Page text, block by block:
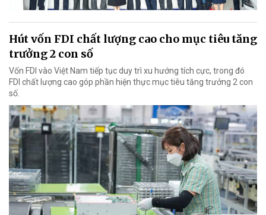
Hút vốn FDI chất lượng cao cho mục tiêu tăng
trưởng 2 con số
Vốn FDI vào Việt Nam tiếp tục duy trì xu hướng tích cực, trong đó
FDI chất lượng cao góp phần hiện thực mục tiêu tăng trưởng 2 con
số.